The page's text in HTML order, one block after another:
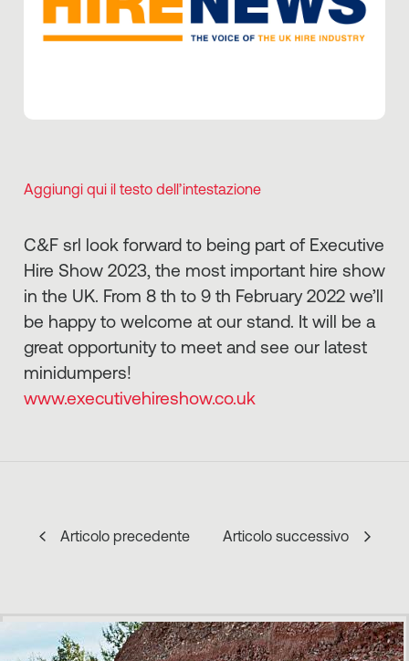
Aggiungi qui il testo dell’intestazione
C&F srl look forward to being part of Executive
Hire Show 2023, the most important hire show
in the UK. From 8 th to 9 th February 2022 we’ll
be happy to welcome at our stand. It will be a
great opportunity to meet and see our latest
minidumpers!
www.executivehireshow.co.uk
Articolo precedente Articolo successivo